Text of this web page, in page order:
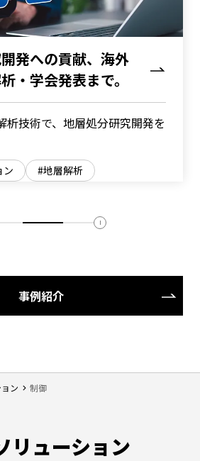
ン 制御
発への貢献、海外
・学会発表まで。
析技術で、地層処分研究開発を
ン 地層解析
事例紹介
リューション